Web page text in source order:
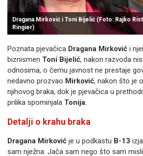
Dragana Mirković i Toni Bijelić (Foto: Rajko
Ringier)
Poznata pjevačica Dragana Mirković i
biznismen Toni Bijelić, nakon razvoda
odnosima, o čemu javnost ne prestaje
nedavno prozvao Mirković, nakon što je
njihovog braka, dok je pjevačica u
prilika spominjala Tonija.
Detalji o krahu braka
Dragana Mirković je u podkastu B-13
sam nježna. Jača sam nego što sam